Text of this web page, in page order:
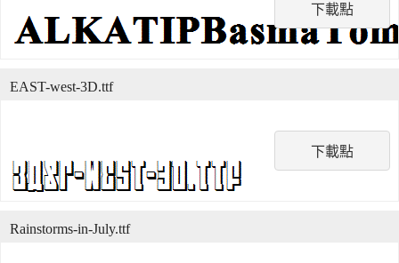
下載點
下載點
EAST-west-3D.ttf
Rainstorms-in-July.ttf